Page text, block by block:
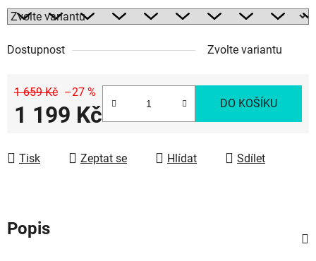
Dostupnost Zvolte variantu
1 659 Kč –27 %
1 199 Kč DO KOŠÍKU
Tisk Zeptat se Hlídat Sdílet
Popis